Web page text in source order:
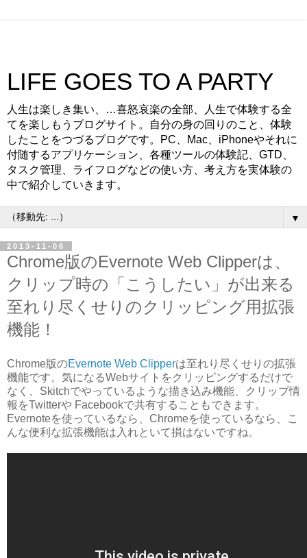
LIFE GOES TO A PARTY
人生は楽しき集い、…喜怒哀楽の全部、人生で体験する全
てを楽しもうブログサイト。自分の身の回りのこと、体験
したことをつづるブログです。PC、Mac、iPhoneやそれに
付随するアプリケーション、各種ツールの体験記、GTD、
タスク管理、ライフログなどの使い方、考え方を実体験の
中で紹介していきます。
▼
2013-11-06
Chrome版のEvernote Web Clipperは、
クリップ時の「こうしたい」が出来る
至れり尽くせりのクリッピング用拡張
機能！
Chrome版のEvernote Web Clipperは至れり尽くせりの拡張
機能です。気になるWebサイトをクリッピングするだけで
なく、Skitchでやっているような描き込み機能、クリップ情
報をTwitterや Facebookで共有することもできます。
Evernoteを使っているなら、Chromeを使っているなら、こ
んな便利な拡張機能は入れといて損はないですね。